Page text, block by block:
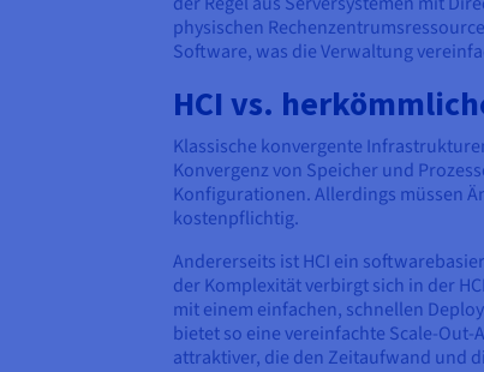
physischen
Software, was die Verwaltung
HCI vs.
Klassische konvergente
Konvergenz von Speicher und
Konfigurationen. Allerdings müssen
kostenpflichtig.
Andererseits ist HCI ein
der Komplexität verbirgt sich in der
mit einem einfachen, schnellen
bietet so eine vereinfachte Scale-
attraktiver, die den Zeitaufwand und